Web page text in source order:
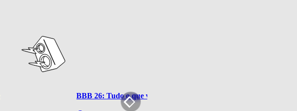
BBB 26: Tudo o que você precisa saber sobre a edição que dá o